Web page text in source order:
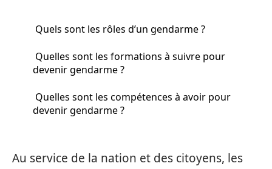
Quels sont les rôles d’un gendarme ?
Quelles sont les formations à suivre pour
devenir gendarme ?
Quelles sont les compétences à avoir pour
devenir gendarme ?
Au service de la nation et des citoyens, les